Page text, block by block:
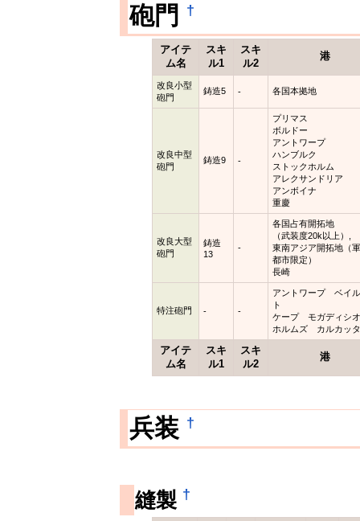
砲門 †
アイテ
ム名
スキ
ル1
スキ
ル2
港
アイテ
ム名
スキ
ル1
スキ
ル2
港
改良小型
砲門
鋳造5 - 各国本拠地
改良中型
砲門
鋳造9 -
プリマス
ボルドー
アントワープ
ハンブルク
ストックホルム
アレクサンドリア
アンボイナ
重慶
改良大型
砲門
鋳造
13
-
各国占有開拓地
（武装度20k以上）,
東南アジア開拓地（
都市限定）
長崎
特注砲門 - -
アントワープ ベイ
ト
ケープ モガディシ
ホルムズ カルカッ
兵装 †
縫製 †